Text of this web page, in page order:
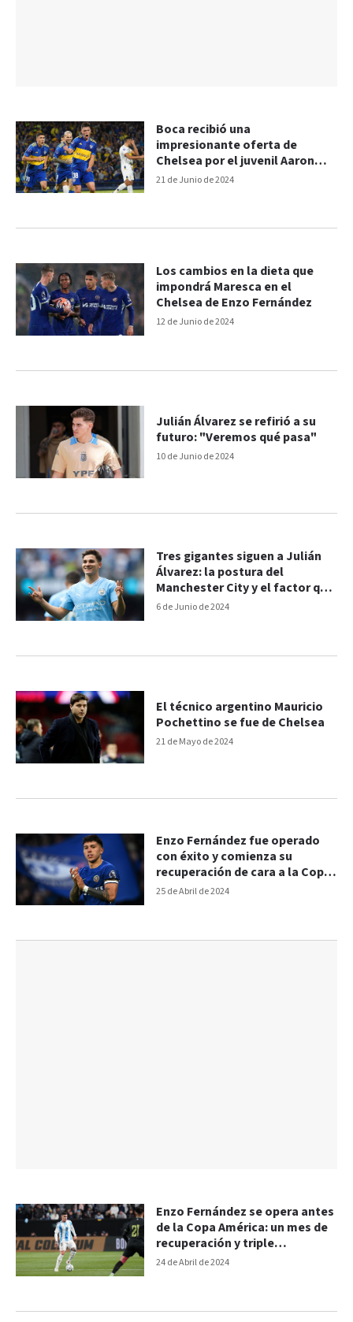
21 de Junio de 2024
Boca recibió una
impresionante oferta de
Chelsea por el juvenil Aaron
Anselmino
12 de Junio de 2024
Los cambios en la dieta que
impondrá Maresca en el
Chelsea de Enzo Fernández
10 de Junio de 2024
Julián Álvarez se refirió a su
futuro: "Veremos qué pasa"
6 de Junio de 2024
Tres gigantes siguen a Julián
Álvarez: la postura del
Manchester City y el factor que
podría influir
21 de Mayo de 2024
El técnico argentino Mauricio
Pochettino se fue de Chelsea
25 de Abril de 2024
Enzo Fernández fue operado
con éxito y comienza su
recuperación de cara a la Copa
América
24 de Abril de 2024
Enzo Fernández se opera antes
de la Copa América: un mes de
recuperación y triple
entrenamiento